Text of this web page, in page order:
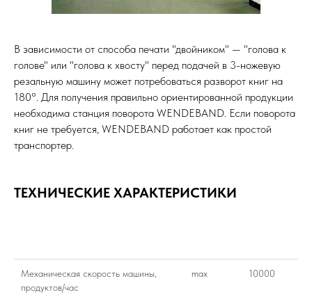
В зависимости от способа печати "двойником" — "голова к
голове" или "голова к хвосту" перед подачей в 3-ножевую
резальную машину может потребоваться разворот книг на
180°. Для получения правильно ориентированной продукции
необходима станция поворота WENDEBAND. Если поворота
книг не требуется, WENDEBAND работает как простой
транспортер.
ТЕХНИЧЕСКИЕ ХАРАКТЕРИСТИКИ
Механическая скорость машины,
продуктов/час
max 10000